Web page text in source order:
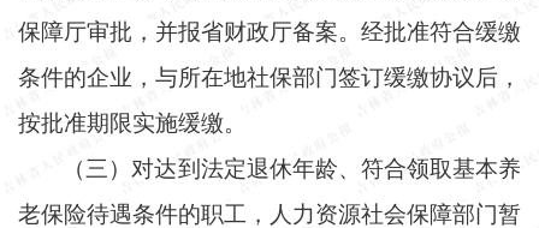
保障厅审批，并报省财政厅备案。经批准符合缓缴
条件的企业，与所在地社保部门签订缓缴协议后，
按批准期限实施缓缴。
（三）对达到法定退休年龄、符合领取基本养
老保险待遇条件的职工，人力资源社会保障部门暂